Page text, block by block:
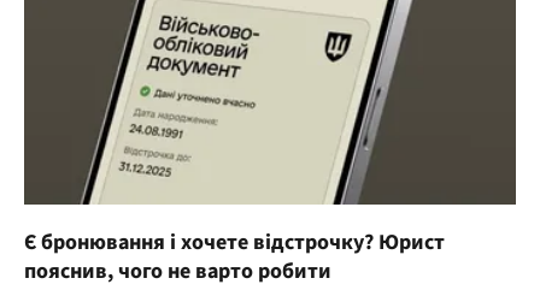
Є бронювання і хочете відстрочку? Юрист
пояснив, чого не варто робити